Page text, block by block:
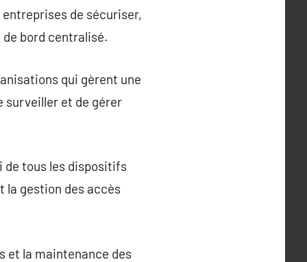
de sécuriser,
bord centralisé.
qui gèrent une
surveiller et de gérer
de tous les dispositifs
la gestion des accès
et la maintenance des